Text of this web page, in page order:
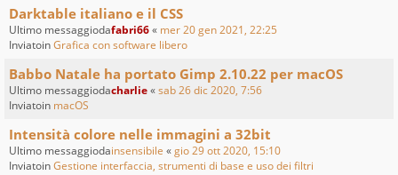
Darktable italiano e il CSS
Ultimo messaggiodafabri66« mer 20 gen 2021, 22:25
InviatoinGrafica con software libero
Babbo Natale ha portato Gimp 2.10.22 per macOS
Ultimo messaggiodacharlie«sab 26 dic 2020, 7:56
Inviatoin macOS
Intensità colore nelle immagini a 32bit
Ultimo messaggiodainsensibile «gio 29 ott 2020, 15:10
InviatoinGestione interfaccia, strumenti di base e uso dei filtri